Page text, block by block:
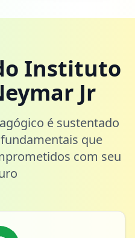
Instituto
Jr
é sustentado
que
com seu